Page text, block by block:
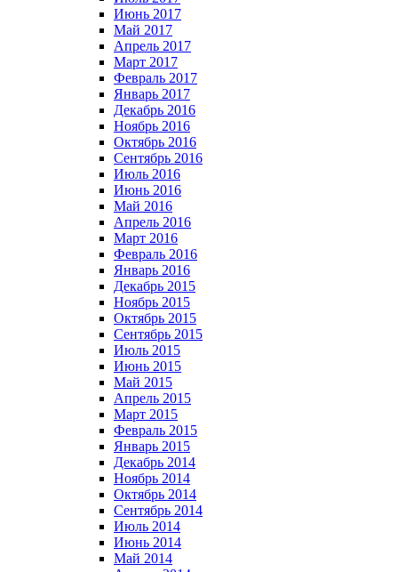
Июнь 2017
Май 2017
Апрель 2017
Март 2017
Февраль 2017
Январь 2017
Декабрь 2016
Ноябрь 2016
Октябрь 2016
Сентябрь 2016
Июль 2016
Июнь 2016
Май 2016
Апрель 2016
Март 2016
Февраль 2016
Январь 2016
Декабрь 2015
Ноябрь 2015
Октябрь 2015
Сентябрь 2015
Июль 2015
Июнь 2015
Май 2015
Апрель 2015
Март 2015
Февраль 2015
Январь 2015
Декабрь 2014
Ноябрь 2014
Октябрь 2014
Сентябрь 2014
Июль 2014
Июнь 2014
Май 2014